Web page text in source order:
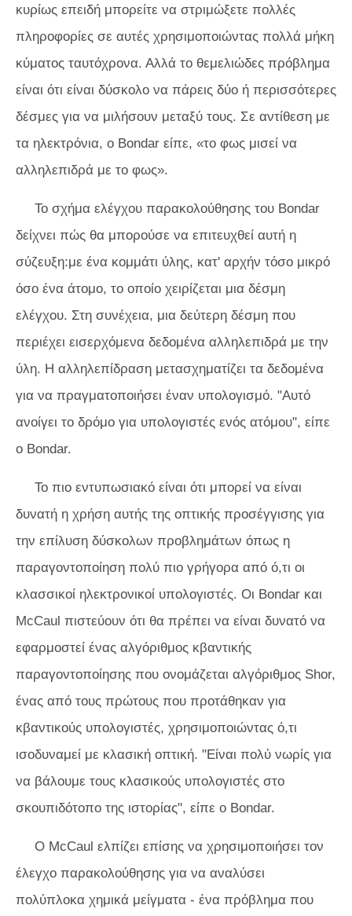
κυρίως επειδή μπορείτε να στριμώξετε πολλές
πληροφορίες σε αυτές χρησιμοποιώντας πολλά μήκη
κύματος ταυτόχρονα. Αλλά το θεμελιώδες πρόβλημα
είναι ότι είναι δύσκολο να πάρεις δύο ή περισσότερες
δέσμες για να μιλήσουν μεταξύ τους. Σε αντίθεση με
τα ηλεκτρόνια, ο Bondar είπε, «το φως μισεί να
αλληλεπιδρά με το φως».
Το σχήμα ελέγχου παρακολούθησης του Bondar
δείχνει πώς θα μπορούσε να επιτευχθεί αυτή η
σύζευξη:με ένα κομμάτι ύλης, κατ' αρχήν τόσο μικρό
όσο ένα άτομο, το οποίο χειρίζεται μια δέσμη
ελέγχου. Στη συνέχεια, μια δεύτερη δέσμη που
περιέχει εισερχόμενα δεδομένα αλληλεπιδρά με την
ύλη. Η αλληλεπίδραση μετασχηματίζει τα δεδομένα
για να πραγματοποιήσει έναν υπολογισμό. "Αυτό
ανοίγει το δρόμο για υπολογιστές ενός ατόμου", είπε
ο Bondar.
Το πιο εντυπωσιακό είναι ότι μπορεί να είναι
δυνατή η χρήση αυτής της οπτικής προσέγγισης για
την επίλυση δύσκολων προβλημάτων όπως η
παραγοντοποίηση πολύ πιο γρήγορα από ό,τι οι
κλασσικοί ηλεκτρονικοί υπολογιστές. Οι Bondar και
McCaul πιστεύουν ότι θα πρέπει να είναι δυνατό να
εφαρμοστεί ένας αλγόριθμος κβαντικής
παραγοντοποίησης που ονομάζεται αλγόριθμος Shor,
ένας από τους πρώτους που προτάθηκαν για
κβαντικούς υπολογιστές, χρησιμοποιώντας ό,τι
ισοδυναμεί με κλασική οπτική. "Είναι πολύ νωρίς για
να βάλουμε τους κλασικούς υπολογιστές στο
σκουπιδότοπο της ιστορίας", είπε ο Bondar.
Ο McCaul ελπίζει επίσης να χρησιμοποιήσει τον
έλεγχο παρακολούθησης για να αναλύσει
πολύπλοκα χημικά μείγματα - ένα πρόβλημα που